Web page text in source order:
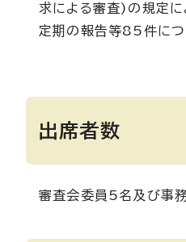
求による審査)の規定
定期の報告等85件につ
出席者数
審査会委員5名及び事